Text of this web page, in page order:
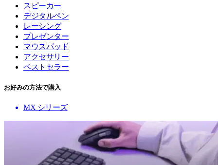
スピーカー
デジタルペン
レーシング
プレゼンター
マウスパッド
アクセサリー
ベストセラー
お好みの方法で購入
MX シリーズ